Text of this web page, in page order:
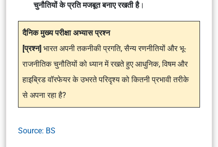
चुनौतियों के प्रति मजबूत बनाए रखती है।
दैनिक मुख्य परीक्षा अभ्यास प्रश्न
[प्रश्न] भारत अपनी तकनीकी प्रगति, सैन्य रणनीतियों और भू-
राजनीतिक चुनौतियों को ध्यान में रखते हुए आधुनिक, विषम और
हाइब्रिड वॉरफेयर के उभरते परिदृश्य को कितनी प्रभावी तरीके
से अपना रहा है?
Source: BS